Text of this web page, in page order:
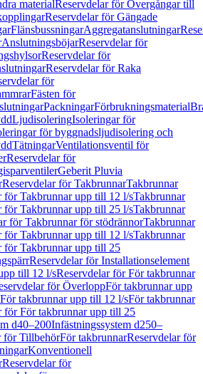
materialReservdelar för Övergångar till
Reservdelar för Gängade
FlänsbussningarAggregatanslutningar
AnslutningsböjarReservdelar för
Reservdelar för
Reservdelar för Raka
för
Fästen för
PackningarFörbrukningsmaterial
LjudisoleringIsoleringar för
för byggnadsljudisolering och
TätningarVentilationsventil för
Reservdelar för
Geberit Pluvia
Reservdelar för TakbrunnarTakbrunnar
för Takbrunnar upp till 12 l/sTakbrunnar
för Takbrunnar upp till 25 l/sTakbrunnar
för Takbrunnar för stödrännorTakbrunnar
för Takbrunnar upp till 12 l/sTakbrunnar
för Takbrunnar upp till 25
Reservdelar för Installationselement
till 12 l/sReservdelar för För takbrunnar
för ÖverloppFör takbrunnar upp
takbrunnar upp till 12 l/sFör takbrunnar
för För takbrunnar upp till 25
d40–200Infästningssystem d250–
för TillbehörFör takbrunnarReservdelar för
Konventionell
Reservdelar för